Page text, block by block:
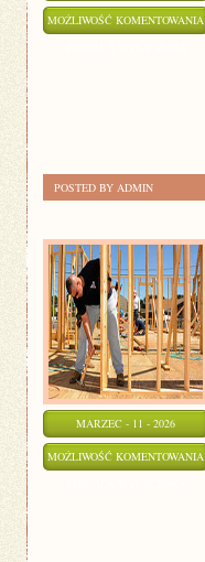
MOŻLIWOŚĆ KOMENTOWANIA
POSTED BY ADMIN
MARZEC - 11 - 2026
MOŻLIWOŚĆ KOMENTOWANIA